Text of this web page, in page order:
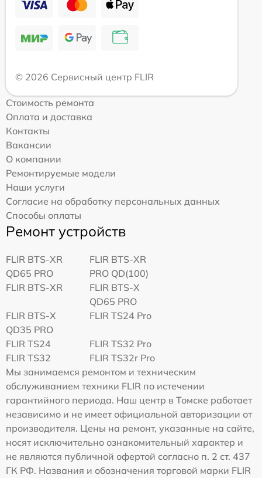
© 2026 Сервисный центр FLIR
Стоимость ремонта
Оплата и доставка
Контакты
Вакансии
О компании
Ремонтируемые модели
Наши услуги
Согласие на обработку персональных данных
Способы оплаты
Ремонт устройств
FLIR BTS-XR
QD65 PRO
FLIR BTS-XR
PRO QD(100)
FLIR BTS-XR
FLIR BTS-X
QD65 PRO
FLIR BTS-X
QD35 PRO
FLIR TS24 Pro
FLIR TS24
FLIR TS32 Pro
FLIR TS32
FLIR TS32r Pro
Мы занимаемся ремонтом и техническим
обслуживанием техники FLIR по истечении
гарантийного периода. Наш центр в Томске работает
независимо и не имеет официальной авторизации от
производителя. Цены на ремонт, указанные на сайте,
носят исключительно ознакомительный характер и
не являются публичной офертой согласно п. 2 ст. 437
ГК РФ. Названия и обозначения торговой марки FLIR